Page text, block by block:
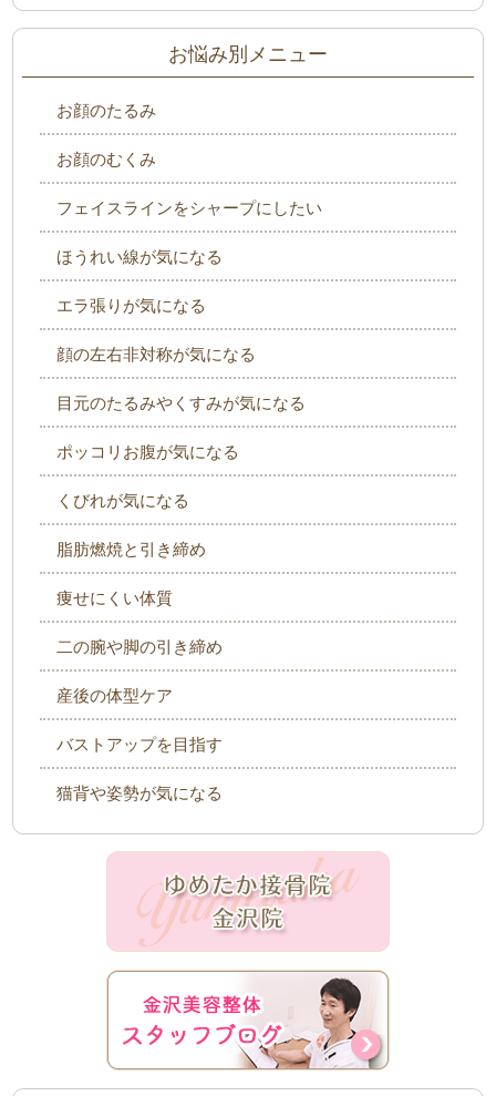
お悩み別メニュー
お顔のたるみ
お顔のむくみ
フェイスラインをシャープにしたい
ほうれい線が気になる
エラ張りが気になる
顔の左右非対称が気になる
目元のたるみやくすみが気になる
ポッコリお腹が気になる
くびれが気になる
脂肪燃焼と引き締め
痩せにくい体質
二の腕や脚の引き締め
産後の体型ケア
バストアップを目指す
猫背や姿勢が気になる